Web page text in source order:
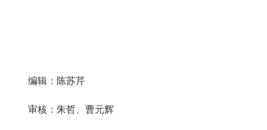
编辑：陈苏芹
审核：朱哲、曹元辉